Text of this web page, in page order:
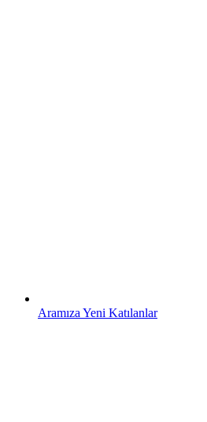
Aramıza Yeni Katılanlar